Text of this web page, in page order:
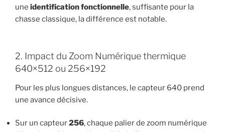
une identification fonctionnelle, suffisante pour la
chasse classique, la différence est notable.
2. Impact du Zoom Numérique thermique
640×512 ou 256×192
Pour les plus longues distances, le capteur 640 prend
une avance décisive.
Sur un capteur256, chaque palier de zoom numérique